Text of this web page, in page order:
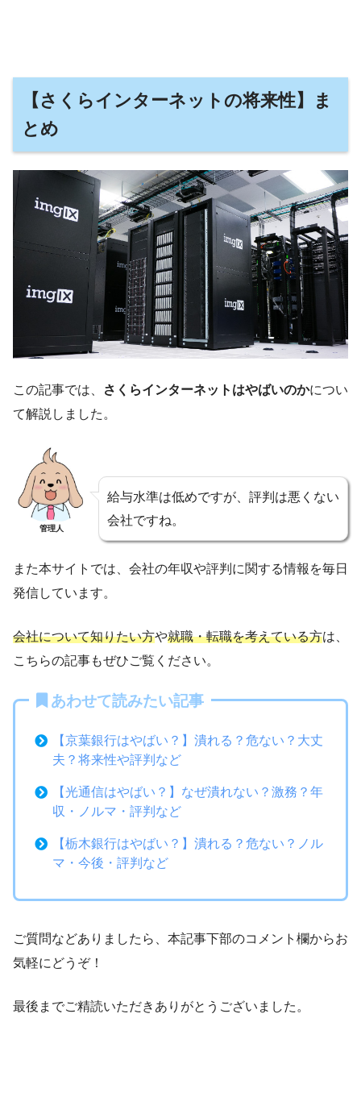
【さくらインターネットの将来性】ま
とめ
この記事では、 さくらインターネットはやばいのかについ
て解説しました。
管理人
給与水準は低めですが、評判は悪くない
会社ですね。
また本サイトでは、会社の年収や評判に関する情報を毎日
発信しています。
会社について知りたい方や就職・転職を考えている方は、
こちらの記事もぜひご覧ください。
あわせて読みたい記事
【京葉銀行はやばい？】潰れる？危ない？大丈
夫？将来性や評判など
【光通信はやばい？】なぜ潰れない？激務？年
収・ノルマ・評判など
【栃木銀行はやばい？】潰れる？危ない？ノル
マ・今後・評判など
ご質問などありましたら、本記事下部のコメント欄からお
気軽にどうぞ！
最後までご精読いただきありがとうございました。